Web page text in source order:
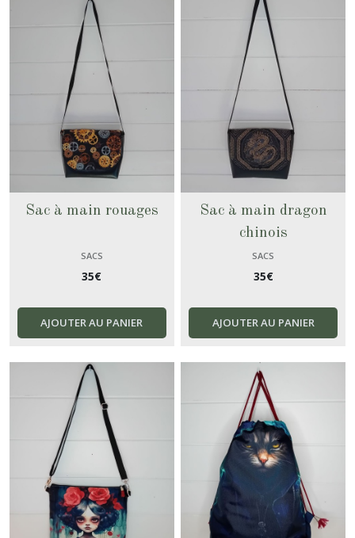
Sac à main rouages
SACS
35€
AJOUTER AU PANIER
Sac à main dragon
chinois
SACS
35€
AJOUTER AU PANIER
Housses
coussin
Lingettes
démaquillantes
Étuis
Portefeuilles
résultats